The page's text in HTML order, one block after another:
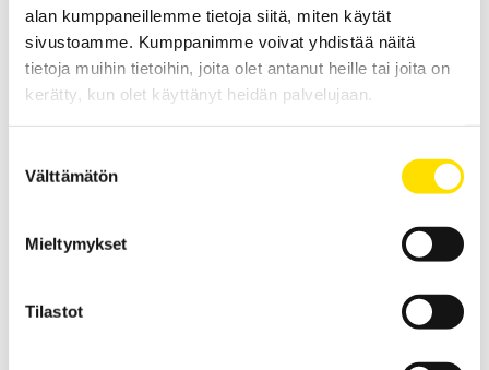
alan kumppaneillemme tietoja siitä, miten käytät
sivustoamme. Kumppanimme voivat yhdistää näitä
tietoja muihin tietoihin, joita olet antanut heille tai joita on
kerätty, kun olet käyttänyt heidän palvelujaan.
valinta
Välttämätön
Mieltymykset
Tilastot
KERN CCA on korkean tarkkuuden omaava laskentavaaka
monipuolisilla toiminnoilla. Maksimaalinen kapasiteetti jopa 300